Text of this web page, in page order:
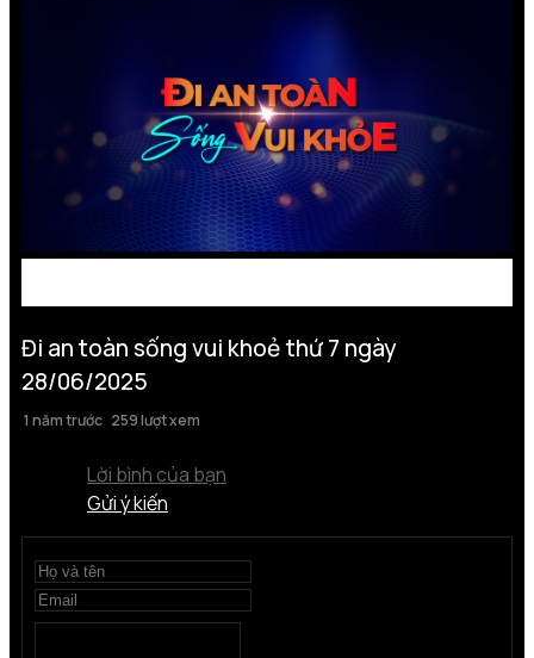
Đi an toàn sống vui khoẻ thứ 7 ngày
28/06/2025
1 năm trước 259 lượt xem
Lời bình của bạn
Gửi ý kiến